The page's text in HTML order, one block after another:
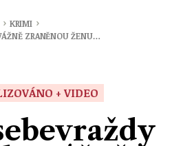
› KRIMI ›
ZRANĚNOU ŽENU…
+ VIDEO